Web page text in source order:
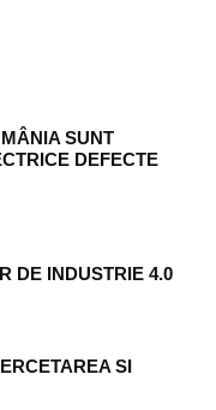
SUNT
DEFECTE
DE INDUSTRIE 4.0
SI